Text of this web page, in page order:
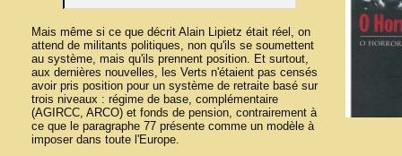
Mais même si ce que décrit Alain Lipietz était réel, on
attend de militants politiques, non qu'ils se soumettent
au système, mais qu'ils prennent position. Et surtout,
aux dernières nouvelles, les Verts n'étaient pas censés
avoir pris position pour un système de retraite basé sur
trois niveaux : régime de base, complémentaire
(AGIRCC, ARCO) et fonds de pension, contrairement à
ce que le paragraphe 77 présente comme un modèle à
imposer dans toute l'Europe.